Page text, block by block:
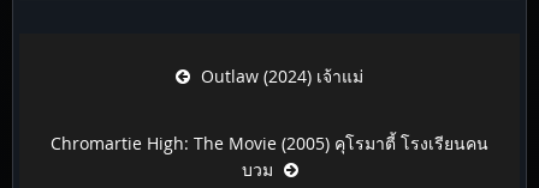
Outlaw (2024) เจ้าแม่
Chromartie High: The Movie (2005) คุโรมาตี้ โรงเรียนคน
บวม